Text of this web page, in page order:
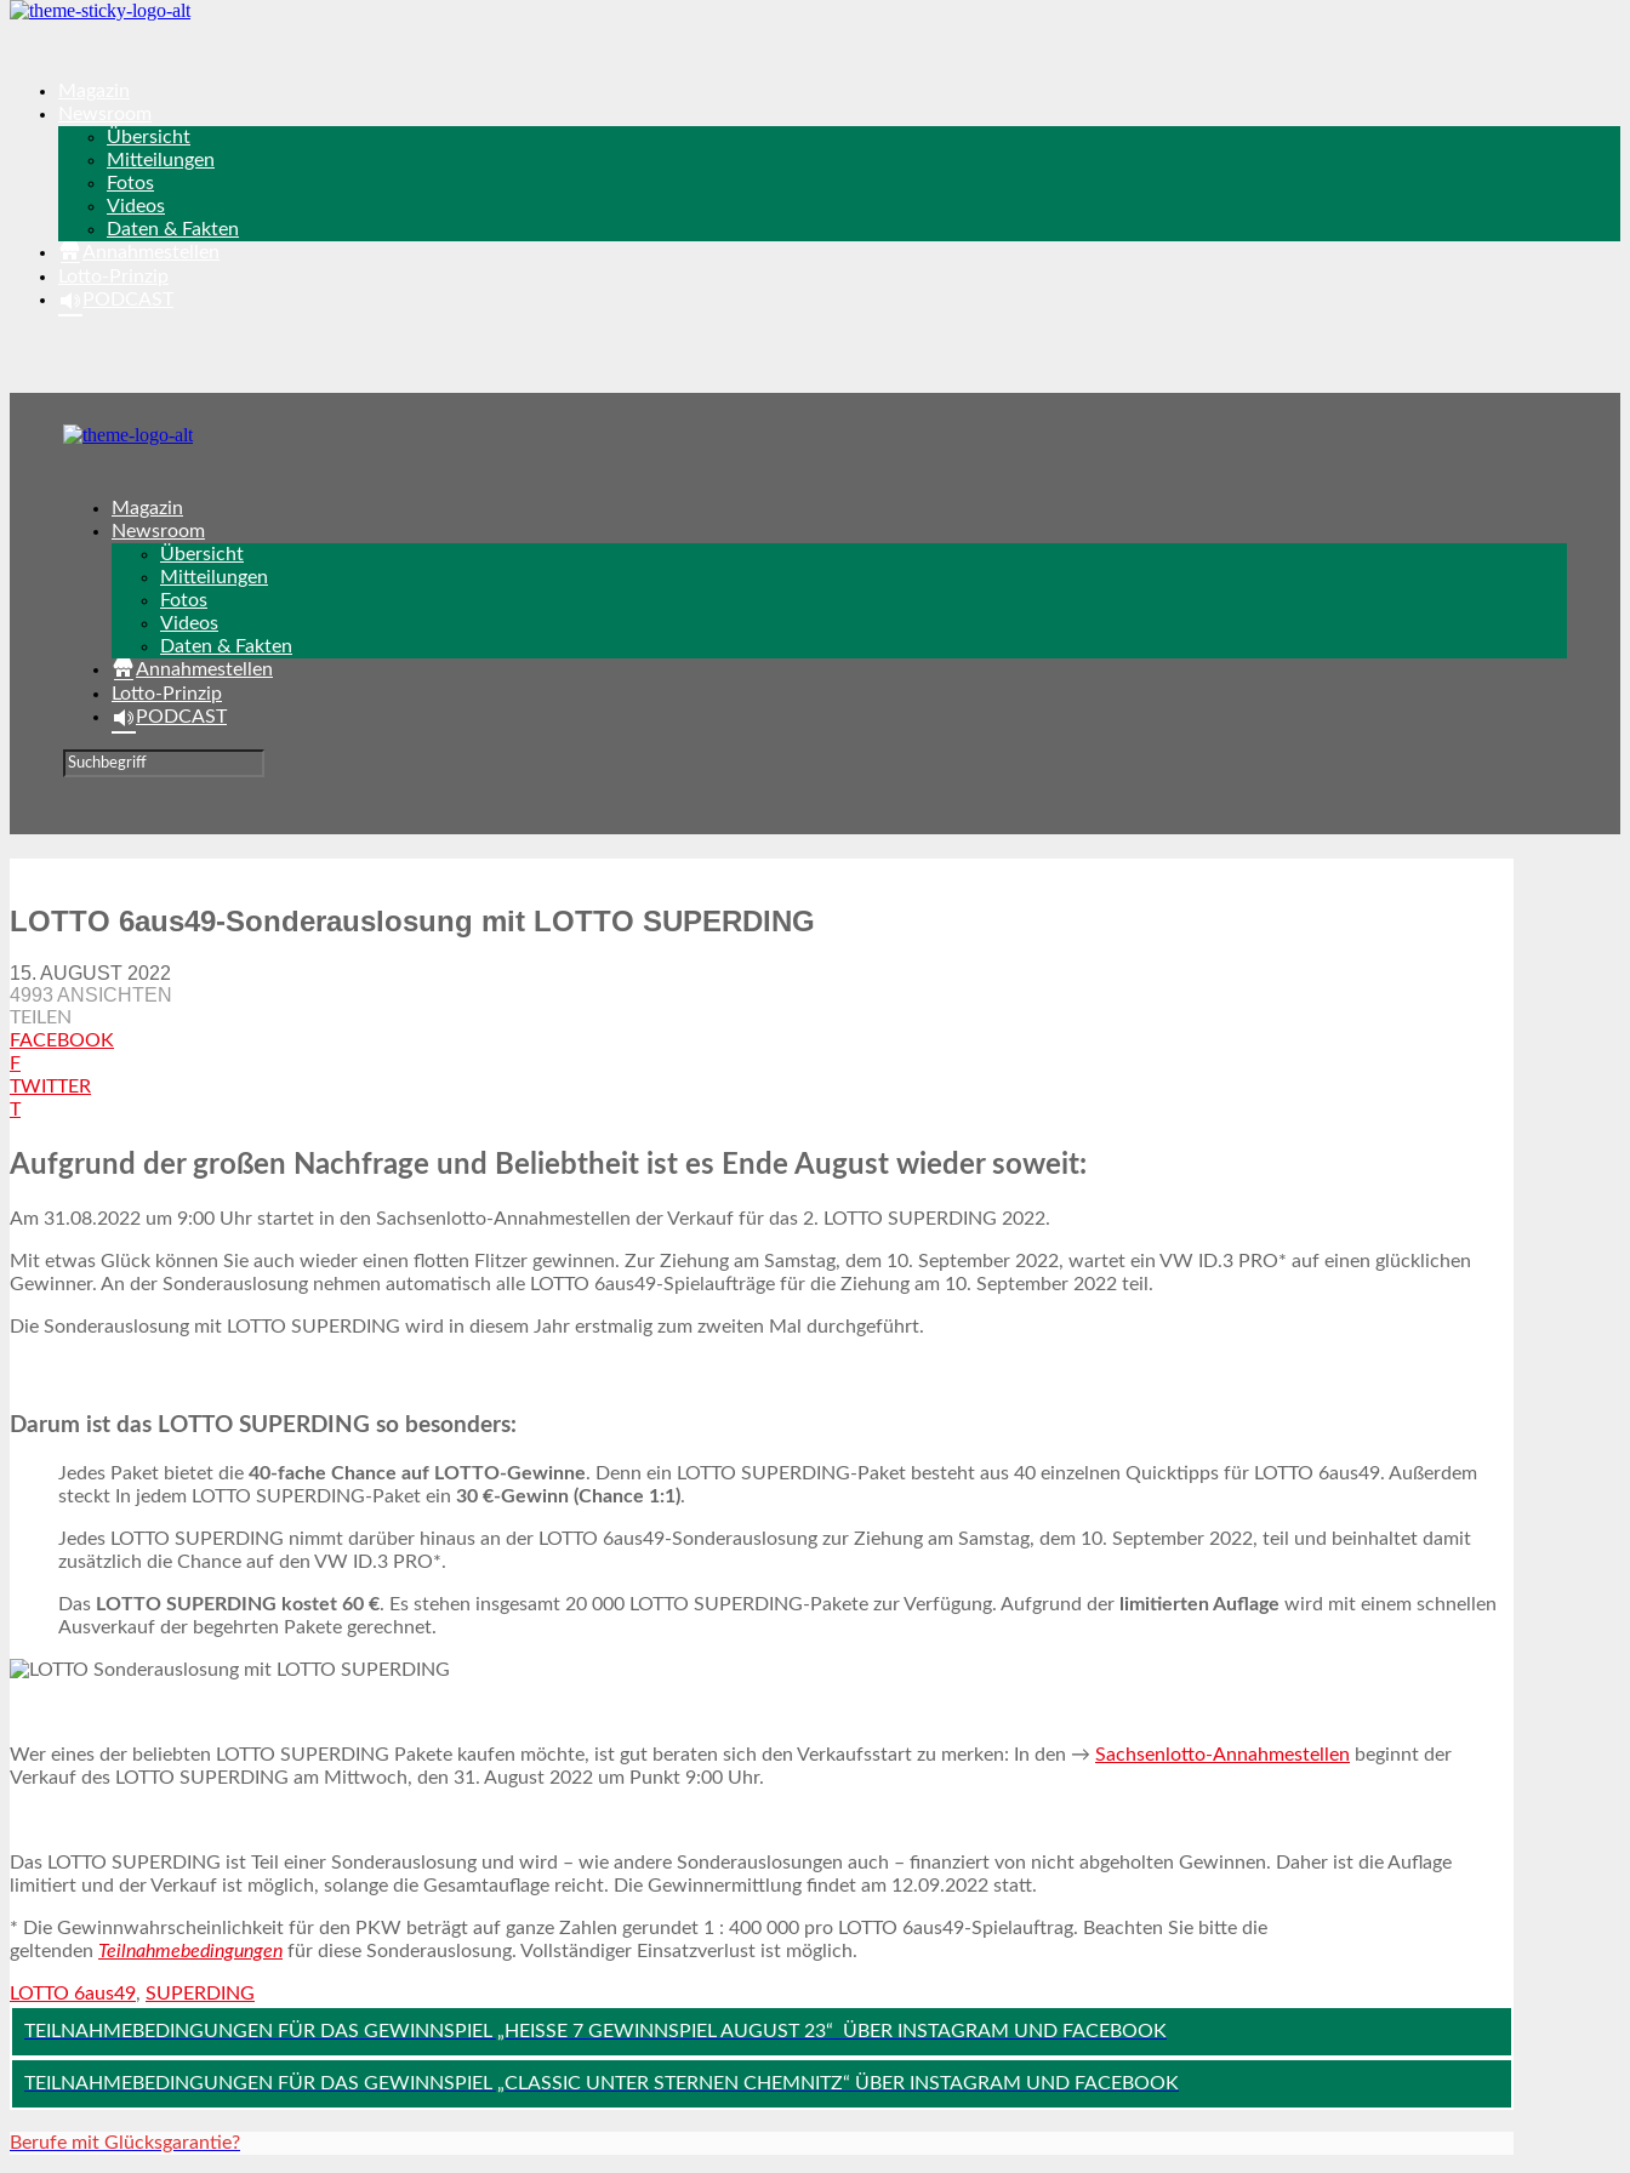
Übersicht
Mitteilungen
Fotos
Videos
Daten & Fakten
Magazin
Newsroom
Übersicht
Mitteilungen
Fotos
Videos
Daten & Fakten
Annahmestellen
Lotto-Prinzip
PODCAST
LOTTO 6aus49-Sonderauslosung mit LOTTO SUPERDING
15. AUGUST 2022
4993 ANSICHTEN
TEILEN
FACEBOOK
F
TWITTER
T
Aufgrund der großen Nachfrage und Beliebtheit ist es Ende August wieder soweit:
Am 31.08.2022 um 9:00 Uhr startet in den Sachsenlotto-Annahmestellen der Verkauf für das 2. LOTTO SUPERDING 2022.
Mit etwas Glück können Sie auch wieder einen flotten Flitzer gewinnen. Zur Ziehung am Samstag, dem 10. September 2022, wartet ein VW ID.3 PRO* auf einen glücklichen
Gewinner. An der Sonderauslosung nehmen automatisch alle LOTTO 6aus49-Spielaufträge für die Ziehung am 10. September 2022 teil.
Die Sonderauslosung mit LOTTO SUPERDING wird in diesem Jahr erstmalig zum zweiten Mal durchgeführt.
Darum ist das LOTTO SUPERDING so besonders:
Jedes Paket bietet die 40-fache Chance auf LOTTO-Gewinne. Denn ein LOTTO SUPERDING-Paket besteht aus 40 einzelnen Quicktipps für LOTTO 6aus49. Außerdem
steckt In jedem LOTTO SUPERDING-Paket ein 30 €-Gewinn (Chance 1:1).
Jedes LOTTO SUPERDING nimmt darüber hinaus an der LOTTO 6aus49-Sonderauslosung zur Ziehung am Samstag, dem 10. September 2022, teil und beinhaltet damit
zusätzlich die Chance auf den VW ID.3 PRO*.
Das LOTTO SUPERDING kostet 60 €. Es stehen insgesamt 20 000 LOTTO SUPERDING-Pakete zur Verfügung. Aufgrund der limitierten Auflage wird mit einem schnellen
Ausverkauf der begehrten Pakete gerechnet.
Wer eines der beliebten LOTTO SUPERDING Pakete kaufen möchte, ist gut beraten sich den Verkaufsstart zu merken: In den → Sachsenlotto-Annahmestellen beginnt der
Verkauf des LOTTO SUPERDING am Mittwoch, den 31. August 2022 um Punkt 9:00 Uhr.
Das LOTTO SUPERDING ist Teil einer Sonderauslosung und wird – wie andere Sonderauslosungen auch – finanziert von nicht abgeholten Gewinnen. Daher ist die Auflage
limitiert und der Verkauf ist möglich, solange die Gesamtauflage reicht. Die Gewinnermittlung findet am 12.09.2022 statt.
* Die Gewinnwahrscheinlichkeit für den PKW beträgt auf ganze Zahlen gerundet 1 : 400 000 pro LOTTO 6aus49-Spielauftrag. Beachten Sie bitte die
geltenden Teilnahmebedingungen für diese Sonderauslosung. Vollständiger Einsatzverlust ist möglich.
LOTTO 6aus49, SUPERDING
TEILNAHMEBEDINGUNGEN FÜR DAS GEWINNSPIEL „HEISSE 7 GEWINNSPIEL AUGUST 23“ ÜBER INSTAGRAM UND FACEBOOK
TEILNAHMEBEDINGUNGEN FÜR DAS GEWINNSPIEL „CLASSIC UNTER STERNEN CHEMNITZ“ ÜBER INSTAGRAM UND FACEBOOK
Berufe mit Glücksgarantie?